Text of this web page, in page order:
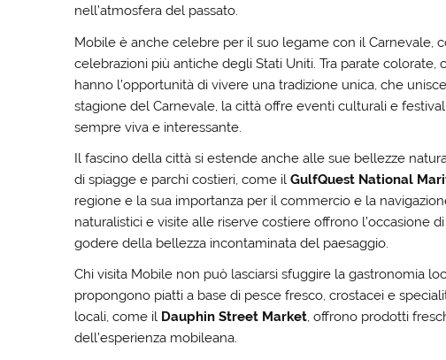
nell’atmosfera del passato.
Mobile è anche celebre per il suo legame con il Carnevale,
celebrazioni più antiche degli Stati Uniti. Tra parate
hanno l’opportunità di vivere una tradizione unica, che
stagione del Carnevale, la città offre eventi culturali e
sempre viva e interessante.
Il fascino della città si estende anche alle sue bellezze
di spiagge e parchi costieri, come ilGulfQuest National
regione e la sua importanza per il commercio e la
naturalistici e visite alle riserve costiere offrono l’occasione
godere della bellezza incontaminata del paesaggio.
Chi visita Mobile non può lasciarsi sfuggire la gastronomia
propongono piatti a base di pesce fresco, crostacei e
locali, come il Dauphin Street Market, offrono prodotti
dell’esperienza mobileana.